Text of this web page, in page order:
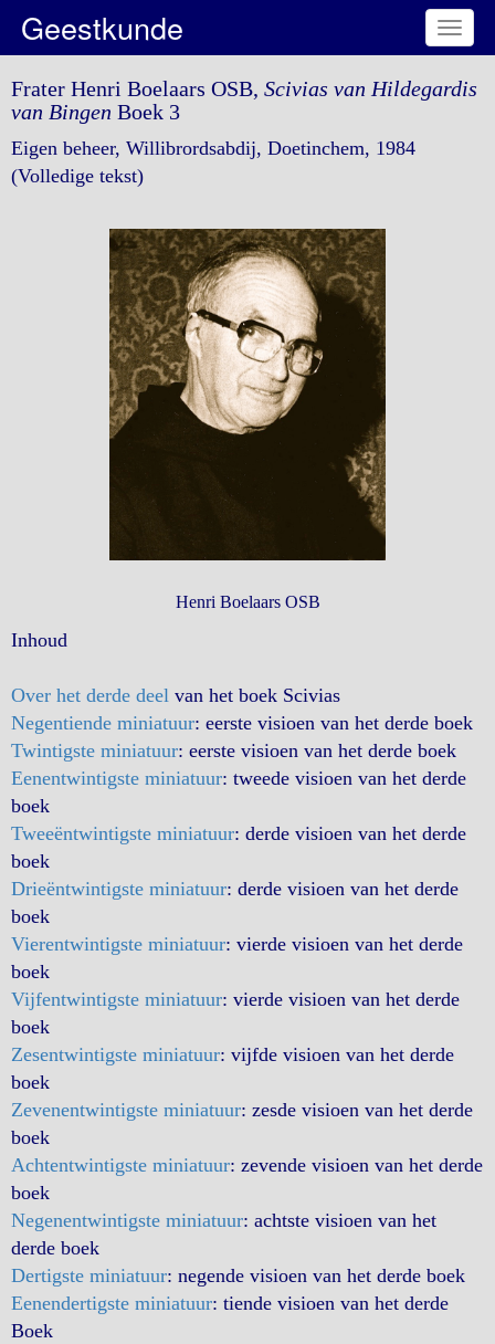
Toggle
Geestkunde
Frater Henri Boelaars OSB, Scivias van Hildegardis
van Bingen Boek 3
Eigen beheer, Willibrordsabdij, Doetinchem, 1984
(Volledige tekst)
Henri Boelaars OSB
Inhoud
Over het derde deel van het boek Scivias
Negentiende miniatuur: eerste visioen van het derde boek
Twintigste miniatuur: eerste visioen van het derde boek
Eenentwintigste miniatuur: tweede visioen van het derde
boek
Tweeëntwintigste miniatuur: derde visioen van het derde
boek
Drieëntwintigste miniatuur: derde visioen van het derde
boek
Vierentwintigste miniatuur: vierde visioen van het derde
boek
Vijfentwintigste miniatuur: vierde visioen van het derde
boek
Zesentwintigste miniatuur: vijfde visioen van het derde
boek
Zevenentwintigste miniatuur: zesde visioen van het derde
boek
Achtentwintigste miniatuur: zevende visioen van het derde
boek
Negenentwintigste miniatuur: achtste visioen van het
derde boek
Dertigste miniatuur: negende visioen van het derde boek
Eenendertigste miniatuur: tiende visioen van het derde
Boek